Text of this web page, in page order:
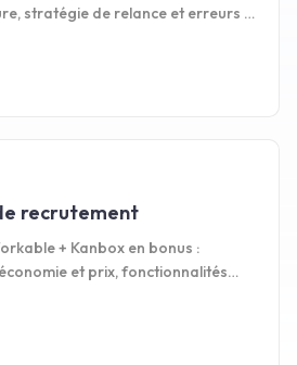
stratégie de relance et erreurs à
recrutement
+ Kanbox en bonus :
et prix, fonctionnalités